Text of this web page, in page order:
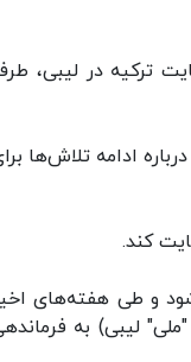
ترکیه در لیبی، طرف
ادامه تلاش‌ها برای
کند.
و طی هفته‌های اخیر
لیبی) به فرماندهی